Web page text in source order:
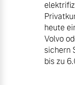
heute
Volvo
sichern
bis zu